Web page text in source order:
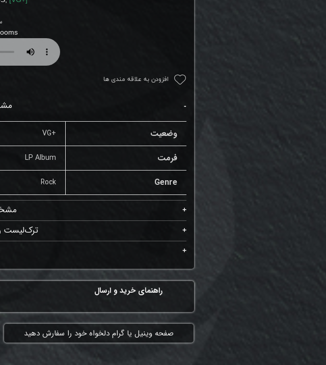
افزودن به علاقه مندی ها
وضعیت +VG
فرمت LP Album
Genre
Rock
ترک‌لیست
راهنمای خرید و ارسال
​صفحه وینیل یا گرام دلخواه خود را سفارش دهید